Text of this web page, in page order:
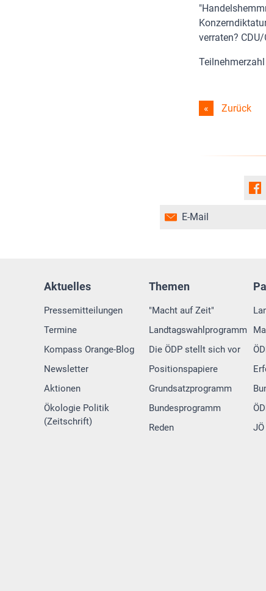
verraten?
Zurück
E-Mail
Aktuelles
Pressemitteilungen
Termine
Kompass Orange-Blog
Newsletter
Aktionen
Ökologie Politik
(Zeitschrift)
Themen
"Macht auf Zeit"
Landtagswahlprogramm
Die ÖDP stellt sich vor
Positionspapiere
Grundsatzprogramm
Bundesprogramm
Reden